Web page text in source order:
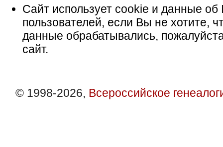
Сайт использует cookie и данные об
пользователей, если Вы не хотите,
данные обрабатывались,
сайт.
© 1998-2026, Всероссийское